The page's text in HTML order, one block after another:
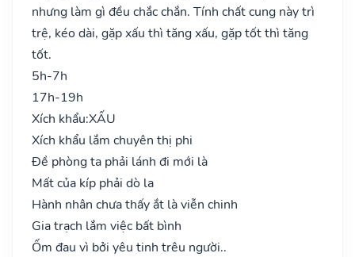
nhưng làm gì đều chắc chắn. Tính chất cung này trì
trệ, kéo dài, gặp xấu thì tăng xấu, gặp tốt thì tăng
tốt.
5h-7h
17h-19h
Xích khẩu:XẤU
Xích khẩu lắm chuyên thị phi
Đề phòng ta phải lánh đi mới là
Mất của kíp phải dò la
Hành nhân chưa thấy ắt là viễn chinh
Gia trạch lắm việc bất bình
Ốm đau vì bởi yêu tinh trêu người..